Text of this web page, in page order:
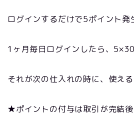
ログインするだけで5ポイント発
1ヶ月毎日ログインしたら、
それが次の仕入れの時に、使え
★ポイントの付与は取引が完結